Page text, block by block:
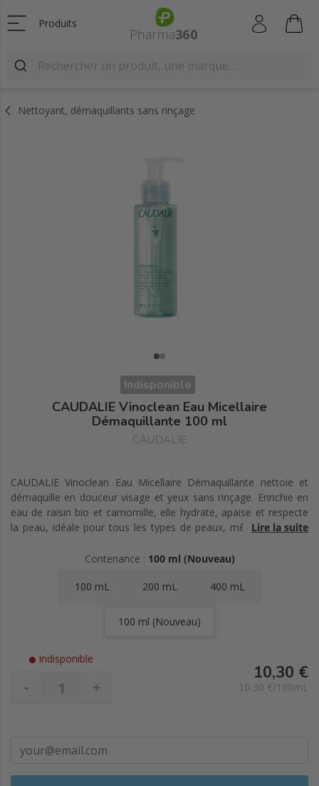
Produits
Nettoyant, démaquillants sans rinçage
Indisponible
CAUDALIE Vinoclean Eau Micellaire
Démaquillante 100 ml
CAUDALIE
CAUDALIE Vinoclean Eau Micellaire Démaquillante nettoie et
démaquille en douceur visage et yeux sans rinçage. Enrichie en
eau de raisin bio et camomille, elle hydrate, apaise et respecte
la peau, idéale pour tous les types de peaux, même sensibles.
Lire la suite
Contenance : 100 ml (Nouveau)
100 mL 200 mL 400 mL
100 ml (Nouveau)
Indisponible
- +
10,30 €
10,30 €/100mL